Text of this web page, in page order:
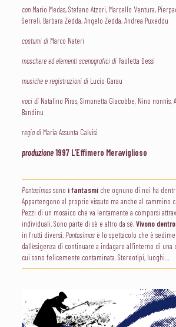
conMario Medas, Stefano Atzori, Marcello Ventura,
Serreli, Barbara Zedda, Angelo Zedda, Andrea Puxeddu
costumi diMarco Nateri
maschere ed elementi scenografici diPaoletta Dessì
musiche e registrazioni diLucio Garau
voci diNatalino Piras, Simonetta Giacobbe, Nino nonnis,
Bandinu
regia diMaria Assunta Calvisi
produzione1997 L’Effimero Meraviglioso
Pantasimassono i fantasmiche ognuno di noi ha
Appartengono al proprio vissuto ma anche al cammino
Pezzi di un mosaico che va lentamente a comporsi
individuali. Sono parte di sè e altro da sè. Vivono
in frutti diversi. Pantasimasè lo spettacolo che è
dall’esigenza di continuare a indagare all’interno di una
cui sono felicemente contaminata. Stereotipi, luoghi…